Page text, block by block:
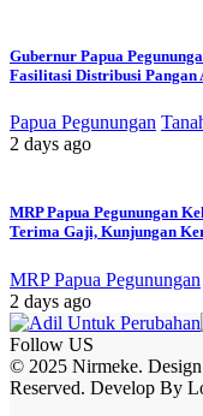
Gubernur Papua
Fasilitasi Distribusi
Papua Pegunungan
2 days ago
MRP Papua Pegunungan
Terima Gaji, Kunjungan
MRP Papua Pegunungan
2 days ago
Follow US
© 2025 Nirmeke.
Reserved. Develop By